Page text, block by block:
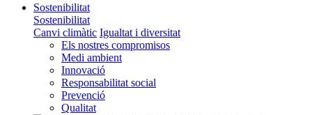
Sostenibilitat
Sostenibilitat
Canvi climàtic Igualtat i diversitat
Els nostres compromisos
Medi ambient
Innovació
Responsabilitat social
Prevenció
Qualitat